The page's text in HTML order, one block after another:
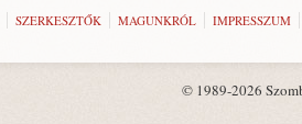
SZERKESZTŐK MAGUNKRÓL IMPRESSZUM
© 1989-2026